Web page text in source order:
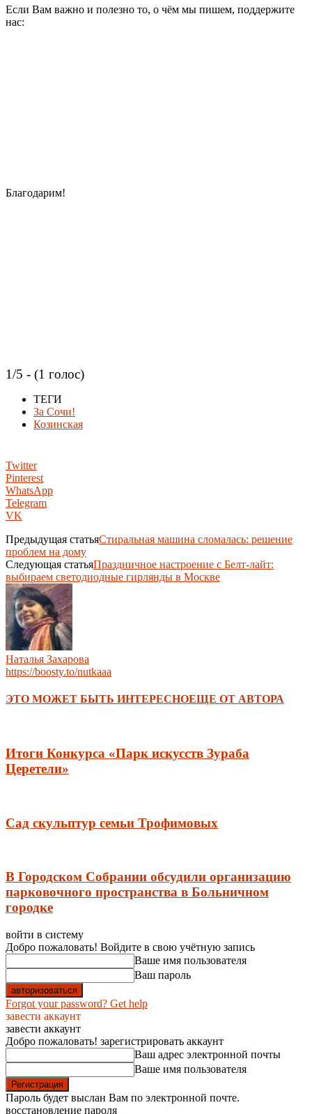
Если Вам важно и полезно то, о чём мы пишем, поддержите
нас:
Благодарим!
1/5 - (1 голос)
ТЕГИ
За Сочи!
Козинская
Twitter
Pinterest
WhatsApp
Telegram
VK
Предыдущая статьяСтиральная машина сломалась: решение
проблем на дому
Следующая статьяПраздничное настроение с Белт-лайт:
выбираем светодиодные гирлянды в Москве
Наталья Захарова
https://boosty.to/nutkaaa
ЭТО МОЖЕТ БЫТЬ ИНТЕРЕСНОЕЩЕ ОТ АВТОРА
Итоги Конкурса «Парк искусств Зураба
Церетели»
Сад скульптур семьи Трофимовых
В Городском Собрании обсудили организацию
парковочного пространства в Больничном
городке
войти в систему
Добро пожаловать! Войдите в свою учётную запись
Ваше имя пользователя
Ваш пароль
Forgot your password? Get help
завести аккаунт
завести аккаунт
Добро пожаловать! зарегистрировать аккаунт
Ваш адрес электронной почты
Ваше имя пользователя
Пароль будет выслан Вам по электронной почте.
восстановление пароля